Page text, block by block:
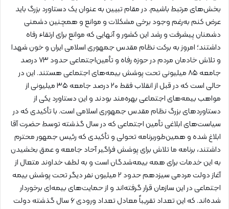
بخش‌های مرتبط باشیم. در مقام تبیین به عنوان یک دستاورد بزرگ باید
عرض کنم به‌رغم وجود برخی مشکلات و موانع و همچنین دشمنی
دشمنان پیشرفت و رشد این کشور و آنهایی که موانع برای ارتقاء رفاه
داشتند؛ امروز به برکت نظام مقدس جمهوری اسلامی ایران و خون شهدا
و تلاش خادمان مردم در حوزه رفاه و تأمین‌اجتماعی حدود ۷۳ درصد
جامعه ۸۵ میلیونی تحت پوشش بیمه‌های اجتماعی هستند. این در
حالی است که در قبل از انقلاب فقط ۲۰ درصد جامعه ۳۵ میلیونی از
مواهب بیمه‌های اجتماعی بهره‌مند بودند و این دستاورد یکی از
دستاوردهای بزرگ نظام مقدس جمهوری اسلامی است. با تأکیدی که در
سیاست‌های ابلاغی تأمین اجتماعی که در سال گذشته توسط حضرت آقا
ابلاغ شده و همین‌طوربرنامه تحولی و تأکیدی که رئیس جمهور محترم
داشتند، برنامه ما تلاش برای پوشش فراگیر آحاد جامعه و عمق بخشیدن
به این خدمات برای همه بیمه‌شدگان است و به لطف خداوند متعال از
آغاز دولت مردمی سیزدهم حدود ۲ میلیون نفر دیگر تحت پوشش بیمه
اجتماعی در این سازمان قرار گرفته‌اند و از حمایت‌های بیمه‌ای برخوردار
شده‌اند. که این تعداد تقریباً معادل تعداد ورودی ۶ سال گذشته دولت